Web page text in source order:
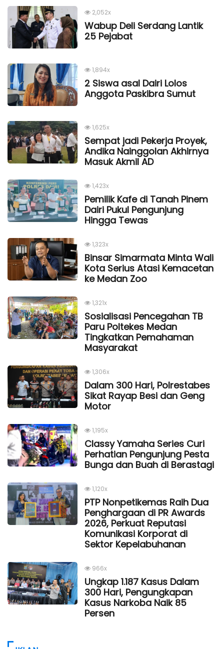
2,052x
Wabup Deli Serdang Lantik
25 Pejabat
1,894x
2 Siswa asal Dairi Lolos
Anggota Paskibra Sumut
1,625x
Sempat jadi Pekerja Proyek,
Andika Nainggolan Akhirnya
Masuk Akmil AD
1,423x
Pemilik Kafe di Tanah Pinem
Dairi Pukul Pengunjung
Hingga Tewas
1,323x
Binsar Simarmata Minta Wali
Kota Serius Atasi Kemacetan
ke Medan Zoo
1,321x
Sosialisasi Pencegahan TB
Paru Poltekes Medan
Tingkatkan Pemahaman
Masyarakat
1,306x
Dalam 300 Hari, Polrestabes
Sikat Rayap Besi dan Geng
Motor
1,195x
Classy Yamaha Series Curi
Perhatian Pengunjung Pesta
Bunga dan Buah di Berastagi
1,120x
PTP Nonpetikemas Raih Dua
Penghargaan di PR Awards
2026, Perkuat Reputasi
Komunikasi Korporat di
Sektor Kepelabuhanan
966x
Ungkap 1.187 Kasus Dalam
300 Hari, Pengungkapan
Kasus Narkoba Naik 85
Persen